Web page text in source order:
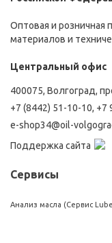
Оптовая и розничная
материалов и
Центральный офис
400075, Волгоград,
+7 (8442) 51-10-10, +7
e-shop34@oil-
Поддержка сайта
Сервисы
Анализ масла (Сервис